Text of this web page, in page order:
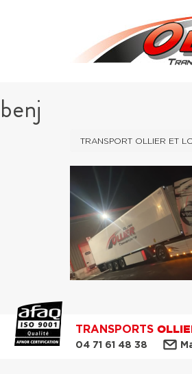
benj
TRANSPORT OLLIER ET
TRANSPORTS
04 71 61 48 38